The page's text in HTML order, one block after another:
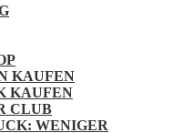
KAUFEN
KAUFEN
CLUB
WENIGER